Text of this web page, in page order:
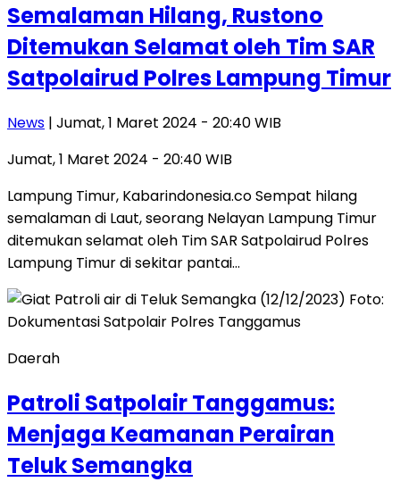
Semalaman Hilang, Rustono
Ditemukan Selamat oleh Tim SAR
Satpolairud Polres Lampung Timur
News | Jumat, 1 Maret 2024 - 20:40 WIB
Jumat, 1 Maret 2024 - 20:40 WIB
Lampung Timur, Kabarindonesia.co Sempat hilang
semalaman di Laut, seorang Nelayan Lampung Timur
ditemukan selamat oleh Tim SAR Satpolairud Polres
Lampung Timur di sekitar pantai…
Daerah
Patroli Satpolair Tanggamus:
Menjaga Keamanan Perairan
Teluk Semangka